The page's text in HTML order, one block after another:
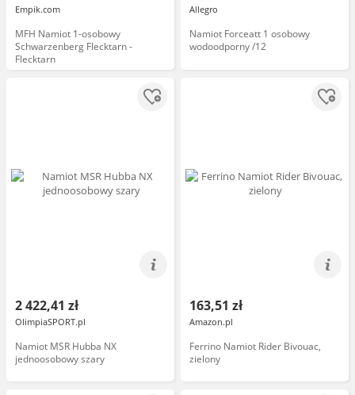
Empik.com
MFH Namiot 1-osobowy
Schwarzenberg Flecktarn -
Flecktarn
Allegro
Namiot Forceatt 1 osobowy
wodoodporny /12
2 422,41 zł
OlimpiaSPORT.pl
Namiot MSR Hubba NX
jednoosobowy szary
163,51 zł
Amazon.pl
Ferrino Namiot Rider Bivouac,
zielony